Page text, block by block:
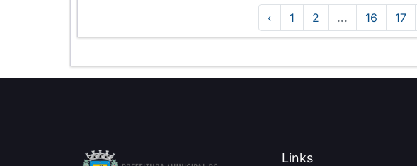
‹ 1 2 ... 16 17
Links